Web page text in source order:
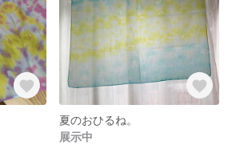
夏のおひるね。
展示中